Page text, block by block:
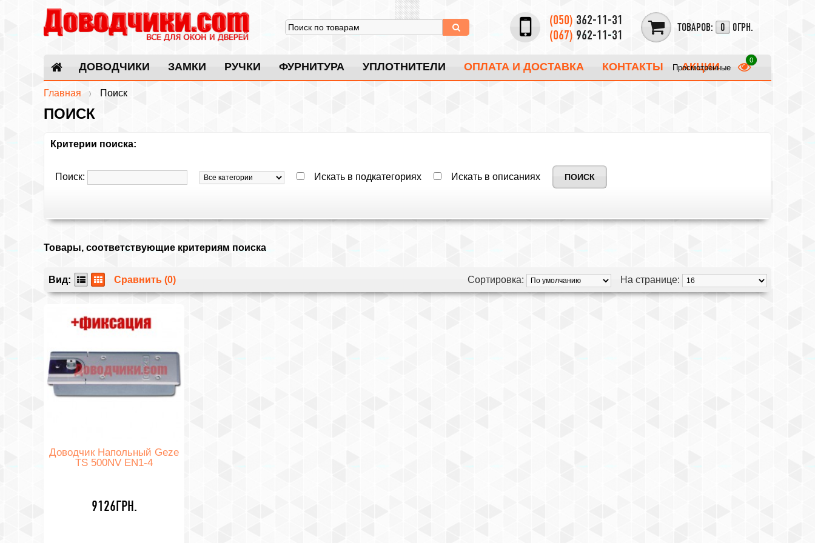
ТОВАРОВ: 0 0ГРН.
(050) 362-11-31
(067) 962-11-31
ДОВОДЧИКИ ЗАМКИ РУЧКИ ФУРНИТУРА УПЛОТНИТЕЛИ ОПЛАТА И ДОСТАВКА КОНТАКТЫ АКЦИИ
Просмотренные
Главная Поиск
ПОИСК
Критерии поиска:
Поиск: Искать в подкатегориях Искать в описаниях
Товары, соответствующие критериям поиска
Вид: Сравнить (0) На странице:
Сортировка:
Доводчик Напольный Geze
TS 500NV EN1-4
9126ГРН.